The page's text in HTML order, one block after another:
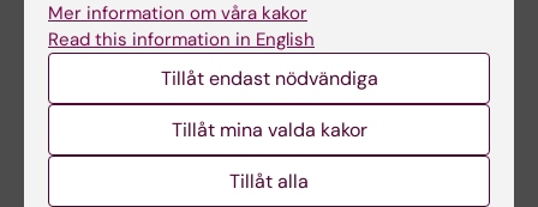
Tags
Sjuksköterskeprogrammet
2020-06-05
Mer information om våra kakor
Read this information in English
Tillåt endast nödvändiga
Tillåt mina valda kakor
Tillåt alla